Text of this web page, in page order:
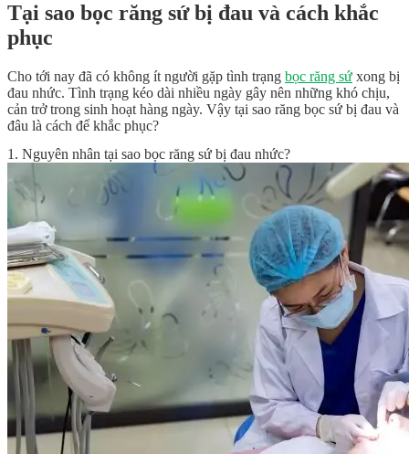
Tại sao bọc răng sứ bị đau và cách khắc
phục
Cho tới nay đã có không ít người gặp tình trạng bọc răng sứ xong bị
đau nhức. Tình trạng kéo dài nhiều ngày gây nên những khó chịu,
cản trở trong sinh hoạt hàng ngày. Vậy tại sao răng bọc sứ bị đau và
đâu là cách để khắc phục?
1. Nguyên nhân tại sao bọc răng sứ bị đau nhức?